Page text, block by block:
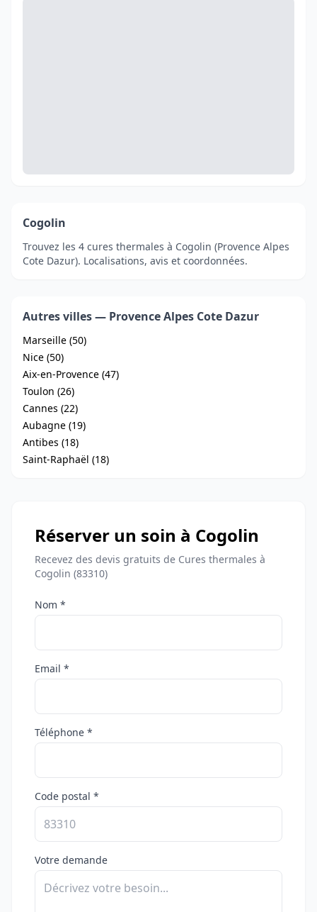
Cogolin
Trouvez les 4 cures thermales à Cogolin (Provence Alpes
Cote Dazur). Localisations, avis et coordonnées.
Autres villes — Provence Alpes Cote Dazur
Marseille (50)
Nice (50)
Aix-en-Provence (47)
Toulon (26)
Cannes (22)
Aubagne (19)
Antibes (18)
Saint-Raphaël (18)
Réserver un soin à Cogolin
Recevez des devis gratuits de Cures thermales à
Cogolin (83310)
Nom *
Email *
Téléphone *
Code postal *
Votre demande